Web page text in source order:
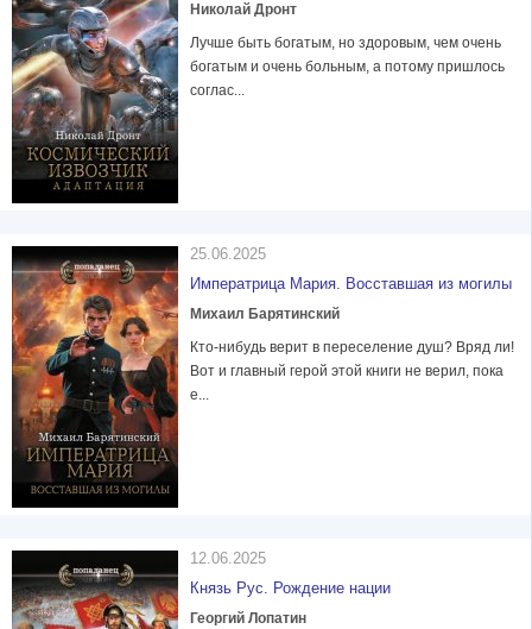
Николай Дронт
Лучше быть богатым, но здоровым, чем очень
богатым и очень больным, а потому пришлось
соглас...
25.06.2025
Императрица Мария. Восставшая из могилы
Михаил Барятинский
Кто-нибудь верит в переселение душ? Вряд ли!
Вот и главный герой этой книги не верил, пока
е...
12.06.2025
Князь Рус. Рождение нации
Георгий Лопатин